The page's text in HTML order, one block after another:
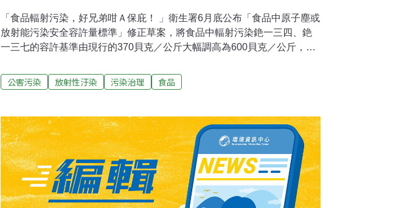
「食品輻射污染，好兄弟咁Ａ保庇！ 」衛生署6月底公布「食品中原子塵或
放射能污染安全容許量標準」修正草案，將食品中輻射污染銫一三四、銫
一三七的容許基準由現行的370貝克／公斤大幅調高為600貝克／公斤，環
品，還給全國人民免於食品輻射污染恐懼的自由。綠色公民行動聯盟秘書
長崔愫欣表示，接受到輻射的人體，不論劑量多少，都可能損害遺傳物
人體內暴露，其健康危害更大。
公害污染 放射性汙染 污染治理 食品